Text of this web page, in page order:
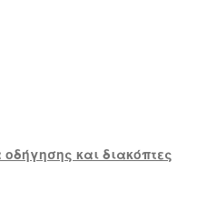
και διακόπτες